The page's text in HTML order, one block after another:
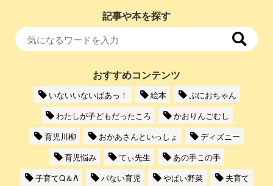
記事や本を探す
おすすめコンテンツ
いないいないばあっ！ 絵本
ぷにおちゃん
わたしが子どもだったころ
かおりんごむし
育児川柳
おかあさんといっしょ
ディズニー
育児悩み
てぃ先生
あの手この手
子育てQ＆A
パない育児 やばい野菜 夫育て